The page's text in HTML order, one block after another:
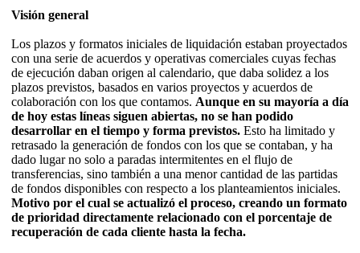
Visión general
Los plazos y formatos iniciales de liquidación estaban proyectados
con una serie de acuerdos y operativas comerciales cuyas fechas
de ejecución daban origen al calendario, que daba solidez a los
plazos previstos, basados en varios proyectos y acuerdos de
colaboración con los que contamos. Aunque en su mayoría a día
de hoy estas líneas siguen abiertas, no se han podido
desarrollar en el tiempo y forma previstos. Esto ha limitado y
retrasado la generación de fondos con los que se contaban, y ha
dado lugar no solo a paradas intermitentes en el flujo de
transferencias, sino también a una menor cantidad de las partidas
de fondos disponibles con respecto a los planteamientos iniciales.
Motivo por el cual se actualizó el proceso, creando un formato
de prioridad directamente relacionado con el porcentaje de
recuperación de cada cliente hasta la fecha.